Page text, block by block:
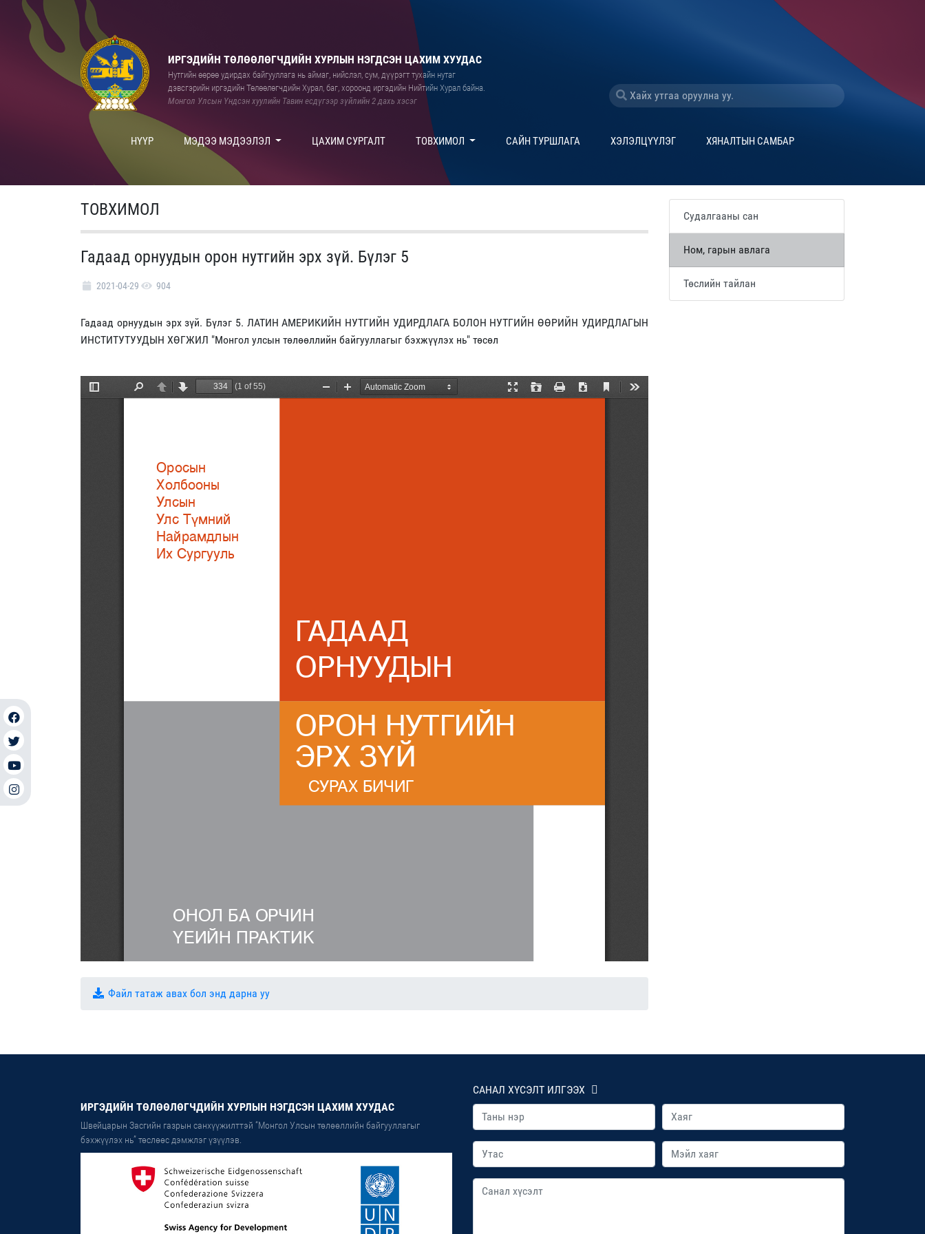
ИРГЭДИЙН ТӨЛӨӨЛӨГЧДИЙН ХУРЛЫН НЭГДСЭН ЦАХИМ ХУУДАС
Нутгийн өөрөө удирдах байгууллага нь аймаг, нийслэл, сум, дүүрэгт тухайн нутаг
дэвсгэрийн иргэдийн Төлөөлөгчдийн Хурал, баг, хороонд иргэдийн Нийтийн Хурал байна.
Монгол Улсын Үндсэн хуулийн Тавин есдүгээр зүйлийн 2 дахь хэсэг
НҮҮР МЭДЭЭ МЭДЭЭЛЭЛ ЦАХИМ СУРГАЛТ ТОВХИМОЛ САЙН ТУРШЛАГА ХЭЛЭЛЦҮҮЛЭГ ХЯНАЛТЫН САМБАР
ТОВХИМОЛ
Гадаад орнуудын орон нутгийн эрх зүй. Бүлэг 5
2021-04-29 904
Гадаад орнуудын эрх зүй. Бүлэг 5. ЛАТИН АМЕРИКИЙН НУТГИЙН УДИРДЛАГА БОЛОН НУТГИЙН ӨӨРИЙН УДИРДЛАГЫН
ИНСТИТУТУУДЫН ХӨГЖИЛ "Монгол улсын төлөөллийн байгууллагыг бэхжүүлэх нь" төсөл
Файл татаж авах бол энд дарна уу
Судалгааны сан
Ном, гарын авлага
Төслийн тайлан
ИРГЭДИЙН ТӨЛӨӨЛӨГЧДИЙН ХУРЛЫН НЭГДСЭН ЦАХИМ ХУУДАС
Швейцарын Засгийн газрын санхүүжилттэй “Монгол Улсын төлөөллийн байгууллагыг
бэхжүүлэх нь” төслөөс дэмжлэг үзүүлэв.
САНАЛ ХҮСЭЛТ ИЛГЭЭХ